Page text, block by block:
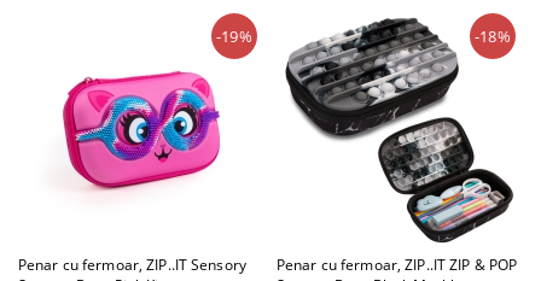
Penar cu fermoar, ZIP..IT Sensory
-19%
Penar cu fermoar, ZIP..IT ZIP & POP
-18%